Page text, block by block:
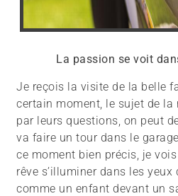
La passion se voit
Je reçois la visite de la belle
certain moment, le sujet de
par leurs questions, on peut
va faire un tour dans le
ce moment bien précis, je
rêve s’illuminer dans les
comme un enfant devant un